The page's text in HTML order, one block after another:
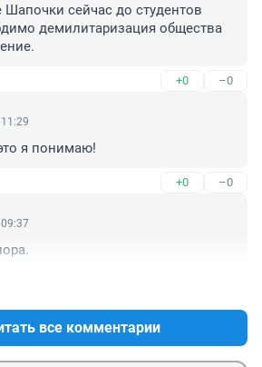
сейчас до студентов
демилитаризация общества
+0 –0
я понимаю!
+0 –0
все комментарии